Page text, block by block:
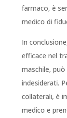
farmaco, è
medico di
In
efficace nel
maschile,
indesiderati.
collaterali, è
medico e